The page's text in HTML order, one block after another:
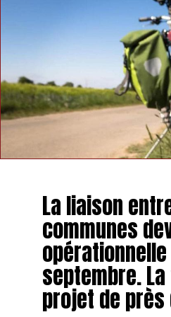
La liaison
communes
septembre. La
projet de près